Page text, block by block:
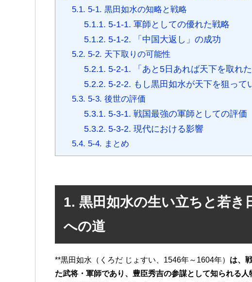
5.1. 5-1. 黒田如水の知略と戦略
5.1.1. 5-1-1. 軍師としての優れた戦略
5.1.2. 5-1-2. 「中国大返し」の成功
5.2. 5-2. 天下取りの可能性
5.2.1. 5-2-1. 「あと5日あれば天下を取れた
5.2.2. 5-2-2. もし黒田如水が天下を狙って
5.3. 5-3. 後世の評価
5.3.1. 5-3-1. 戦国最強の軍師としての評価
5.3.2. 5-3-2. 現代における影響
5.4. 5-4. まとめ
1. 黒田如水の生い立ちと若き
への道
**黒田如水（くろだ じょすい、1546年～1604年） は、
た武将・軍師であり、豊臣秀吉の参謀として知られる人